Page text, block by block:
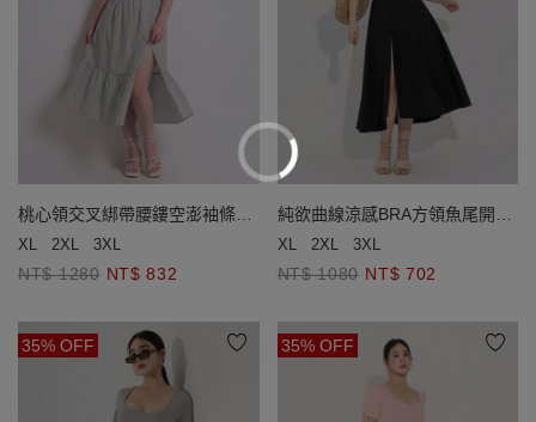
桃心領交叉綁帶腰鏤空澎袖條紋
蛋糕短洋裝
XL 2XL 3XL
NT$ 1280 NT$ 832
純欲曲線涼感BRA方領魚尾開衩
短袖長洋裝
XL 2XL 3XL
NT$ 1080 NT$ 702
35% OFF 35% OFF